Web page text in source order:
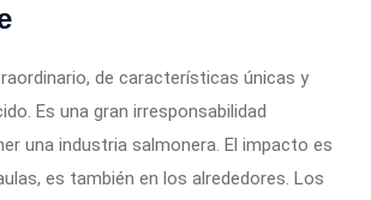
de características únicas y
Es una gran irresponsabilidad
una industria salmonera. El impacto es
es también en los alrededores. Los